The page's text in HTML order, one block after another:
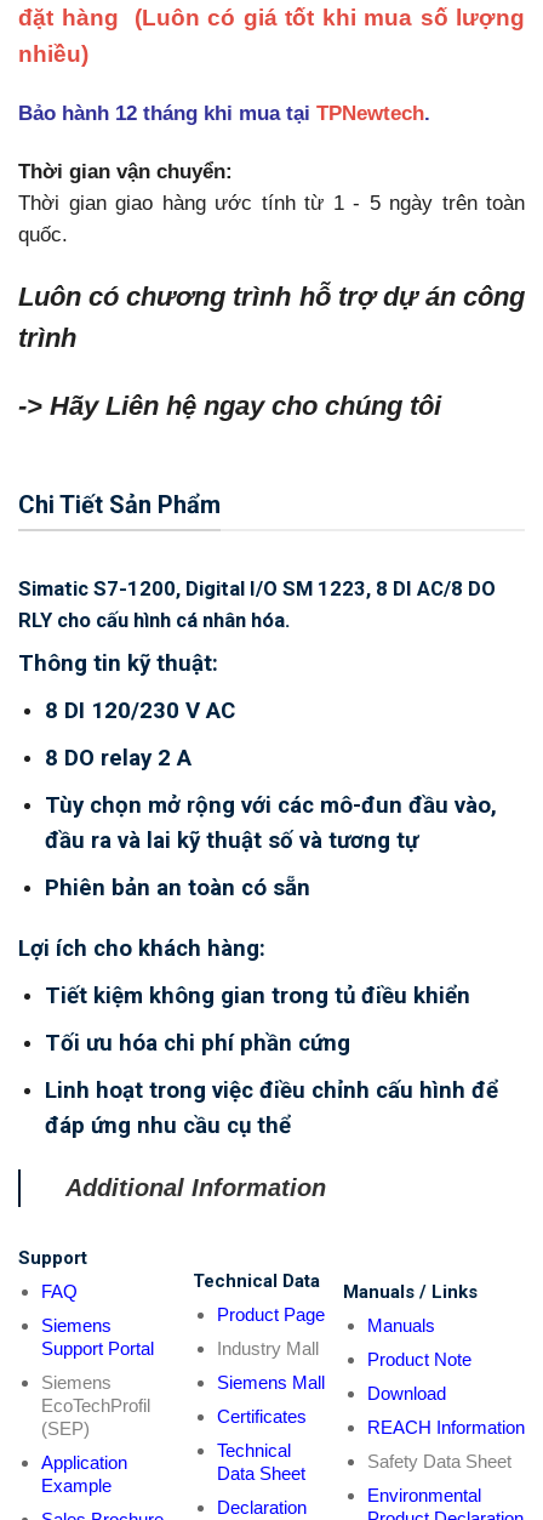
rơ
DQ
Siemens
lượng
đặt hàng (Luôn có giá tốt khi mua số lượng
nhiều)
Bảo hành 12 tháng khi mua tại TPNewtech.
Thời gian vận chuyển:
Thời gian giao hàng ước tính từ 1 - 5 ngày trên toàn
quốc.
Luôn có chương trình hỗ trợ dự án công
trình
-> Hãy Liên hệ ngay cho chúng tôi
Chi Tiết Sản Phẩm
Simatic S7-1200, Digital I/O SM 1223, 8 DI AC/8 DO
RLY cho cấu hình cá nhân hóa.
Thông tin kỹ thuật:
8 DI 120/230 V AC
8 DO relay 2 A
Tùy chọn mở rộng với các mô-đun đầu vào,
đầu ra và lai kỹ thuật số và tương tự
Phiên bản an toàn có sẵn
Lợi ích cho khách hàng:
Tiết kiệm không gian trong tủ điều khiển
Tối ưu hóa chi phí phần cứng
Linh hoạt trong việc điều chỉnh cấu hình để
đáp ứng nhu cầu cụ thể
Additional Information
Support
FAQ
Siemens
Support Portal
Siemens
EcoTechProfil
(SEP)
Application
Example
Technical Data
Product Page
Industry Mall
Siemens Mall
Certificates
Technical
Data Sheet
Declaration
Manuals / Links
Manuals
Product Note
Download
REACH Information
Safety Data Sheet
Environmental